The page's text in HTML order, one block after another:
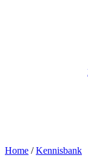
Home / Kennisbank